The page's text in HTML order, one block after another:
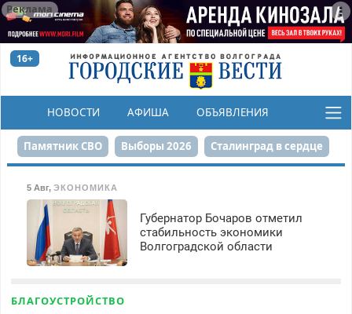
Реклама
16+
НОВОСТИ АФИША ОБЪЯВЛЕНИЯ
КОНКУРСЫ
Памятник СВО Выборы 2026 Сталинград в сердце
Реконструкция ЦПКиО На службе городу
80-летие Победы Парк Героев-летчиков
5 Авг, ЭКОНОМИКА
Губернатор Бочаров отметил
стабильность экономики
Волгоградской области
БЛАГОУСТРОЙСТВО